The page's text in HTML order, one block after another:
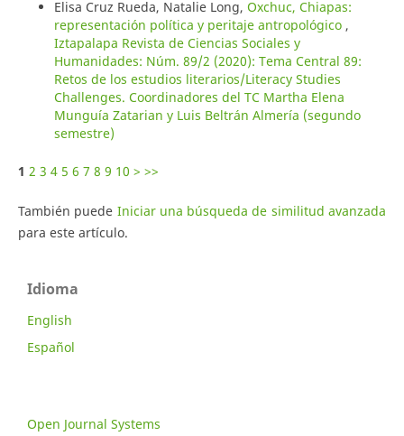
Elisa Cruz Rueda, Natalie Long, Oxchuc, Chiapas:
representación política y peritaje antropológico ,
Iztapalapa Revista de Ciencias Sociales y
Humanidades: Núm. 89/2 (2020): Tema Central 89:
Retos de los estudios literarios/Literacy Studies
Challenges. Coordinadores del TC Martha Elena
Munguía Zatarian y Luis Beltrán Almería (segundo
semestre)
1 2 3 4 5 6 7 8 9 10 > >>
También puede Iniciar una búsqueda de similitud avanzada
para este artículo.
Idioma
English
Español
Open Journal Systems